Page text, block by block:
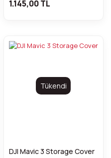
1.145,00 TL
Tükendi
DJI Mavic 3 Storage Cover